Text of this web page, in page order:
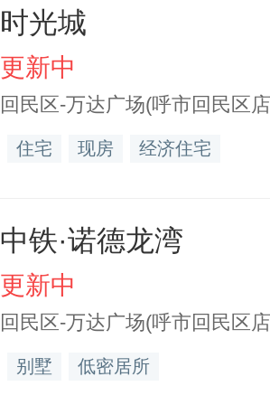
时光城
更新中
回民区-万达广场(呼市回民区
住宅 现房 经济住宅
中铁·诺德龙湾
更新中
回民区-万达广场(呼市回民区
别墅 低密居所